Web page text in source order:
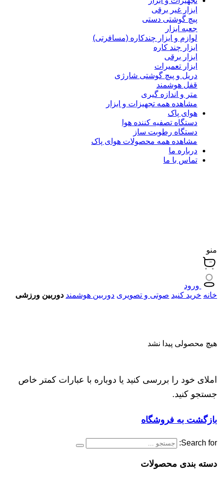
ابزار غیر برقی
پیچ گوشتی دستی
جعبه ابزار
لوازم و ابزار چندکاره (مسافرتی)
ابزار چند کاره
ابزار برقی
ابزار تعمیرات
دریل و پیچ گوشتی شارژی
قفل هوشمند
متر و اندازه گیری
مشاهده همه تجهیزات و ابزار
هوای پاک
دستگاه تصفیه کننده هوا
دستگاه رطوبت ساز
مشاهده همه محصولات هوای پاک
درباره ما
تماس با ما
منو
ورود
خانه خرید کنید صوتی و تصویری دوربین هوشمند دوربین ورزشی
هیچ محصولی پیدا نشد
املای خود را بررسی کنید یا دوباره با عبارات کمتر خاص
جستجو کنید.
بازگشت به فروشگاه
Search for:
دسته بندی محصولات